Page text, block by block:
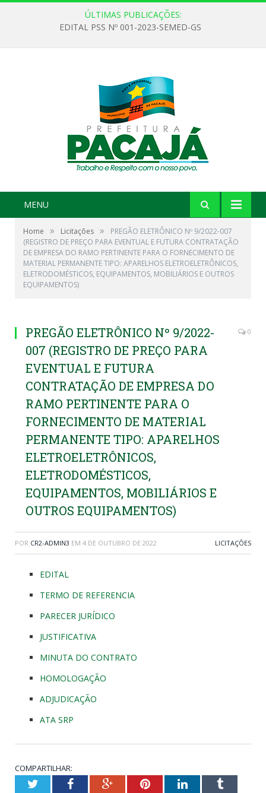
ÚLTIMAS PUBLICAÇÕES:
EDITAL PSS Nº 001-2023-SEMED-GS
MENU
Home » Licitações »
PREGÃO ELETRÔNICO Nº 9/2022-007
(REGISTRO DE PREÇO PARA EVENTUAL E FUTURA CONTRATAÇÃO
DE EMPRESA DO RAMO PERTINENTE PARA O FORNECIMENTO DE
MATERIAL PERMANENTE TIPO: APARELHOS ELETROELETRÔNICOS,
ELETRODOMÉSTICOS, EQUIPAMENTOS, MOBILIÁRIOS E OUTROS
EQUIPAMENTOS)
PREGÃO ELETRÔNICO Nº 9/2022-
007 (REGISTRO DE PREÇO PARA
EVENTUAL E FUTURA
CONTRATAÇÃO DE EMPRESA DO
RAMO PERTINENTE PARA O
FORNECIMENTO DE MATERIAL
PERMANENTE TIPO: APARELHOS
ELETROELETRÔNICOS,
ELETRODOMÉSTICOS,
EQUIPAMENTOS, MOBILIÁRIOS E
OUTROS EQUIPAMENTOS)
0
POR CR2-ADMIN3 EM 4 DE OUTUBRO DE 2022 LICITAÇÕES
EDITAL
TERMO DE REFERENCIA
PARECER JURÍDICO
JUSTIFICATIVA
MINUTA DO CONTRATO
HOMOLOGAÇÃO
ADJUDICAÇÃO
ATA SRP
COMPARTILHAR:
TwitterFacebookGoogle+PinterestLinkedInTumblr